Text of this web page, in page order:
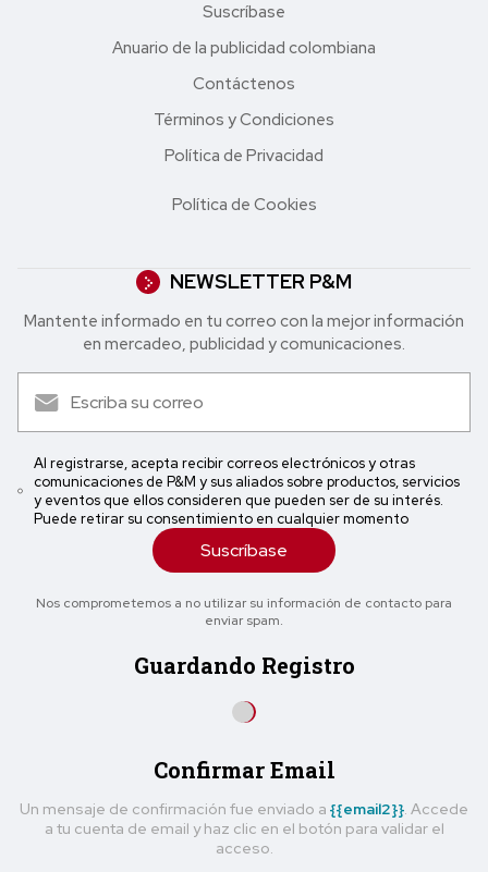
Suscríbase
Anuario de la publicidad colombiana
Contáctenos
Términos y Condiciones
Política de Privacidad
Política de Cookies
NEWSLETTER P&M
Mantente informado en tu correo con la mejor in formación
en mercadeo, publicidad y comunicaciones.
Al registrarse, acepta recibir correos electrónicos y otras
comunicaciones de P&M y sus aliados sobre productos, servicios
y eventos que ellos consideren que pueden ser de su interés.
Puede retirar su consentimiento en cualquier momento
Suscríbase
Nos comprometemos a no utilizar su información de contacto para
enviar spam.
Guardando Registro
Confirmar Email
Un mensaje de confirmación fue enviado a {{email2}}. Accede
a tu cuenta de email y haz clic en el botón para validar el
acceso.